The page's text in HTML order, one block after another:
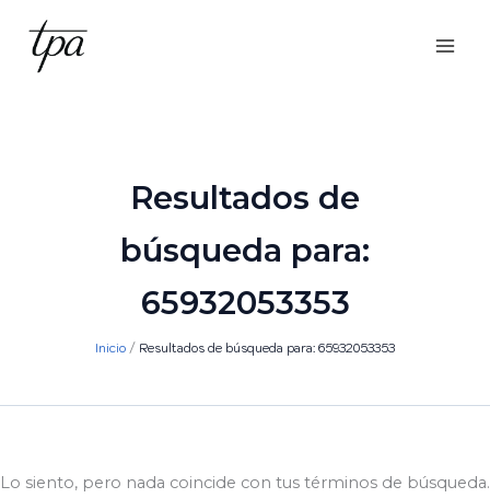
contenido
Resultados de
búsqueda para:
65932053353
Inicio Resultados de búsqueda para: 65932053353
Lo siento, pero nada coincide con tus términos de búsqueda.